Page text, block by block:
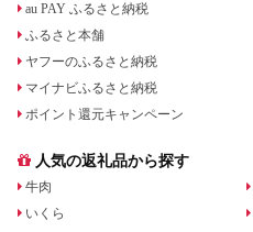
au PAY ふるさと納税
ふるさと本舗
ヤフーのふるさと納税
マイナビふるさと納税
ポイント還元キャンペーン
人気の返礼品から探す
牛肉
いくら